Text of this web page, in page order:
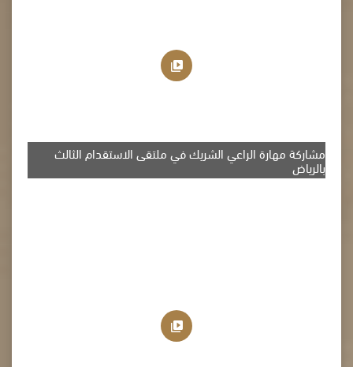
مشاركة مهارة الراعي الشريك في ملتقى الاستقدام الثالث
بالرياض